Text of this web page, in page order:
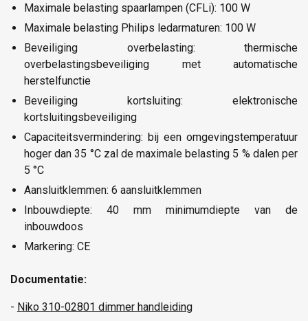
Maximale belasting spaarlampen (CFLi): 100 W
Maximale belasting Philips ledarmaturen: 100 W
Beveiliging overbelasting: thermische
overbelastingsbeveiliging met automatische
herstelfunctie
Beveiliging kortsluiting: elektronische
kortsluitingsbeveiliging
Capaciteitsvermindering: bij een omgevingstemperatuur
hoger dan 35 °C zal de maximale belasting 5 % dalen per
5 °C
Aansluitklemmen: 6 aansluitklemmen
Inbouwdiepte: 40 mm minimumdiepte van de
inbouwdoos
Markering: CE
Documentatie:
- Niko 310-02801 dimmer handleiding